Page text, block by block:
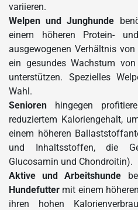
variieren.
Welpen und Junghunde
einem höheren Protein-
ausgewogenen Verhältnis
ein gesundes Wachstum
unterstützen. Spezielles
Wahl.
Senioren hingegen
reduziertem Kaloriengehalt,
einem höheren
und Inhaltsstoffen, die
Glucosamin und Chondroitin).
Aktive und Arbeitshunde
Hundefutter mit einem
ihren hohen